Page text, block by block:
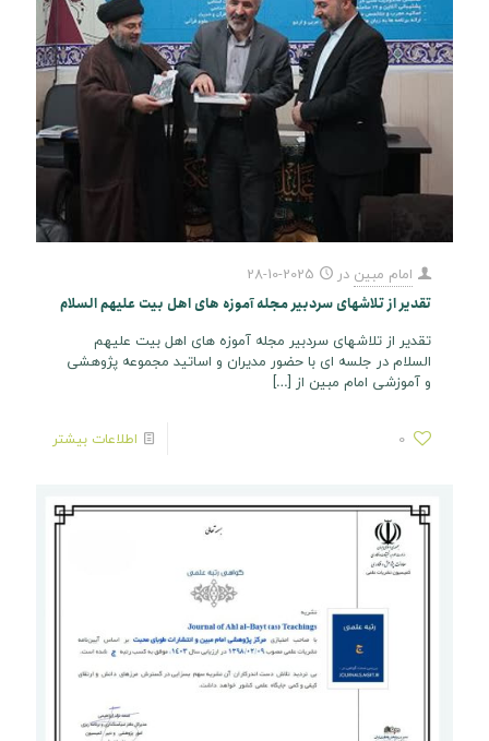
امام مبین در 2025-10-28
تقدیر از تلاشهای سردبیر مجله آموزه های اهل بیت علیهم السلام
تقدیر از تلاشهای سردبیر مجله آموزه های اهل بیت علیهم
السلام در جلسه ای با حضور مدیران و اساتید مجموعه پژوهشی
و آموزشی امام مبین از […]
0 اطلاعات بیشتر